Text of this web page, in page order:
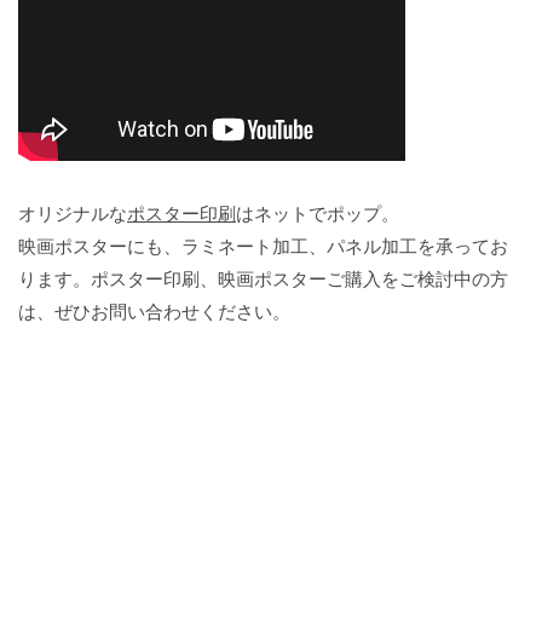
オリジナルなポスター印刷 はネットでポップ。
映画ポスターにも、ラミネート加工、パネル加工を承ってお
ります。ポスター印刷、映画ポスターご購入をご検討中の方
は、ぜひお問い合わせください。